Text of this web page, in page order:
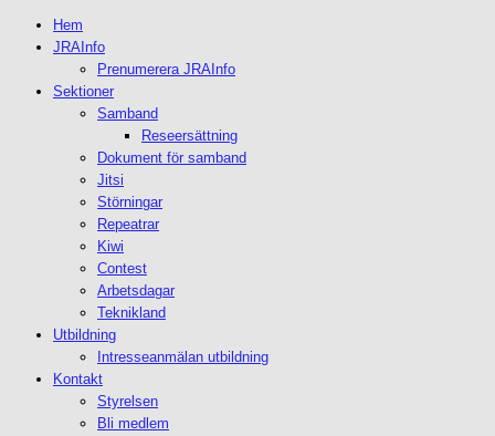
Hem
JRAInfo
Prenumerera JRAInfo
Sektioner
Samband
Reseersättning
Dokument för samband
Jitsi
Störningar
Repeatrar
Kiwi
Contest
Arbetsdagar
Teknikland
Utbildning
Intresseanmälan utbildning
Kontakt
Styrelsen
Bli medlem